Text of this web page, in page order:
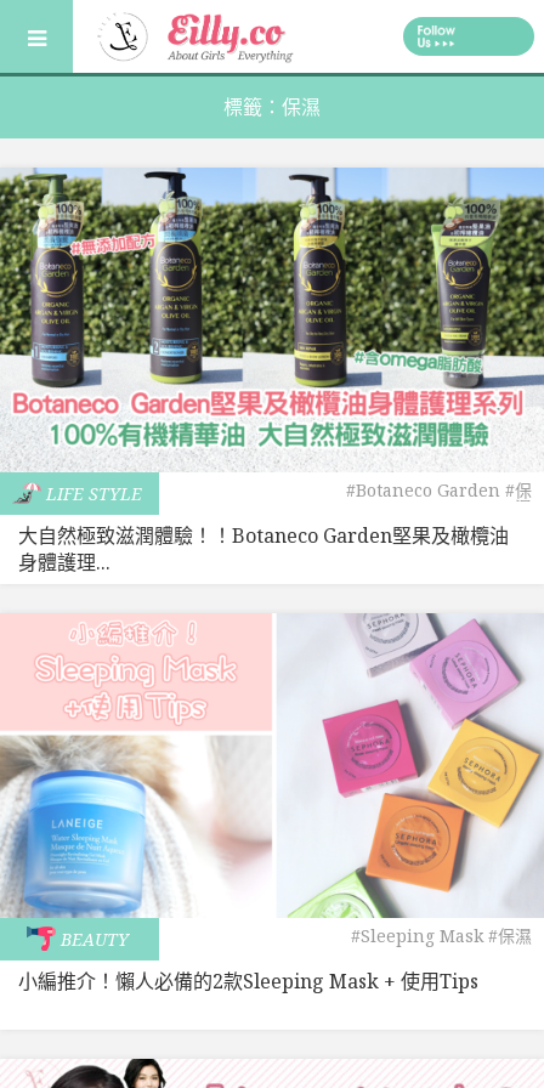
content
標籤：保濕
LIFE STYLE #Botaneco Garden #保
濕
大自然極致滋潤體驗！！Botaneco Garden堅果及橄欖油
身體護理...
BEAUTY #Sleeping Mask #保濕
小編推介！懶人必備的2款Sleeping Mask + 使用Tips